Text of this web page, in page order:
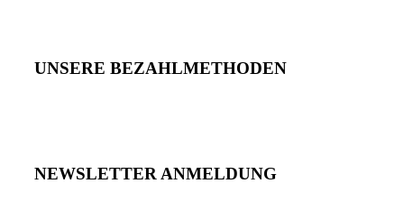
UNSERE BEZAHLMETHODEN
NEWSLETTER ANMELDUNG